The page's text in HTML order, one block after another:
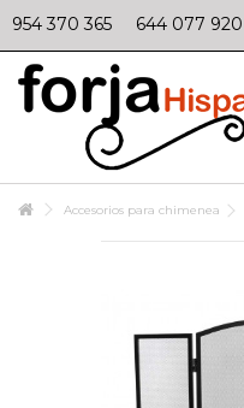
954 370 365 644 077 920
Accesorios para chimenea